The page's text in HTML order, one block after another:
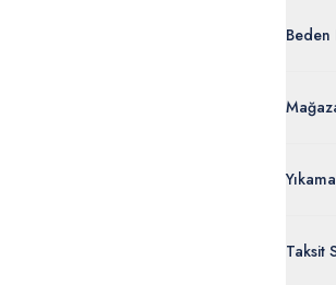
%70
Ürün
Beden
Taksit